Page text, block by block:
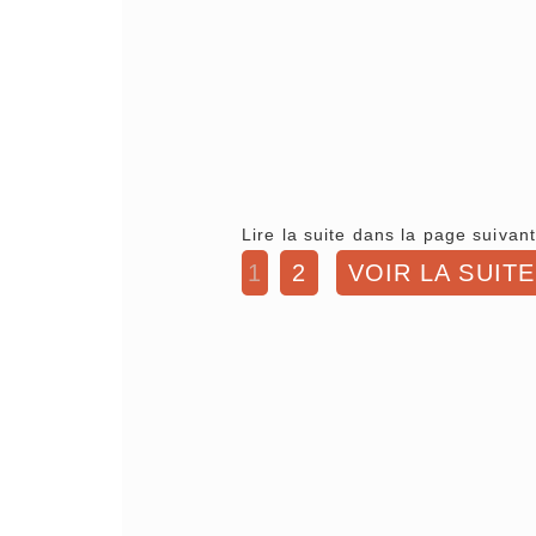
Lire la suite dans la page
1 2 VOIR LA SUITE